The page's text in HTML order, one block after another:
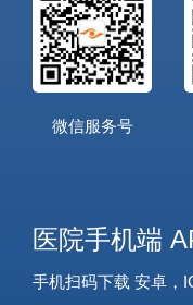
微信服务号
医院手机端
手机扫码下载 安卓，